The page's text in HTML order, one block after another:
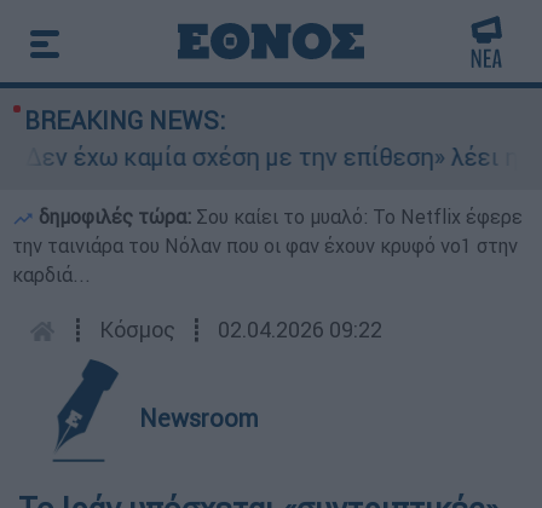
BREAKING NEWS:
έχω καμία σχέση με την επίθεση» λέει η
δημοφιλές τώρα: Σου καίει το μυαλό: Το Netflix έφερε
την ταινιάρα του Νόλαν που οι φαν έχουν κρυφό νο1 στην
καρδιά...
┋ Κόσμος ┋ 02.04.2026 09:22
Newsroom